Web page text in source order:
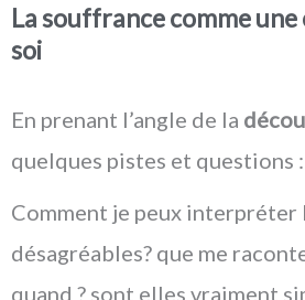
La souffrance comme une
soi
En prenant l’angle de la
quelques pistes et questions :
Comment je peux interpréter
désagréables? que me
quand ? sont elles vraiment